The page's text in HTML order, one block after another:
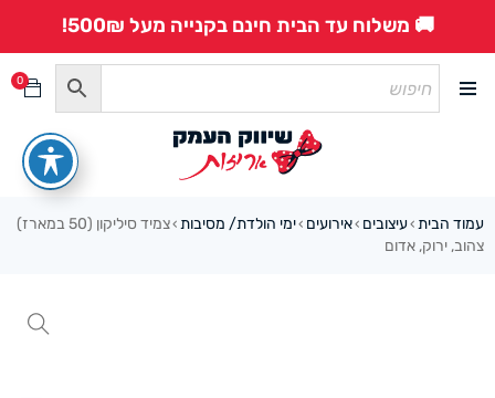
🚚 משלוח עד הבית חינם בקנייה מעל 500₪!
0
עמוד הבית ›עיצובים ›אירועים ›ימי הולדת/ מסיבות ›
צמיד סיליקון (50 במארז)
צהוב, ירוק, אדום